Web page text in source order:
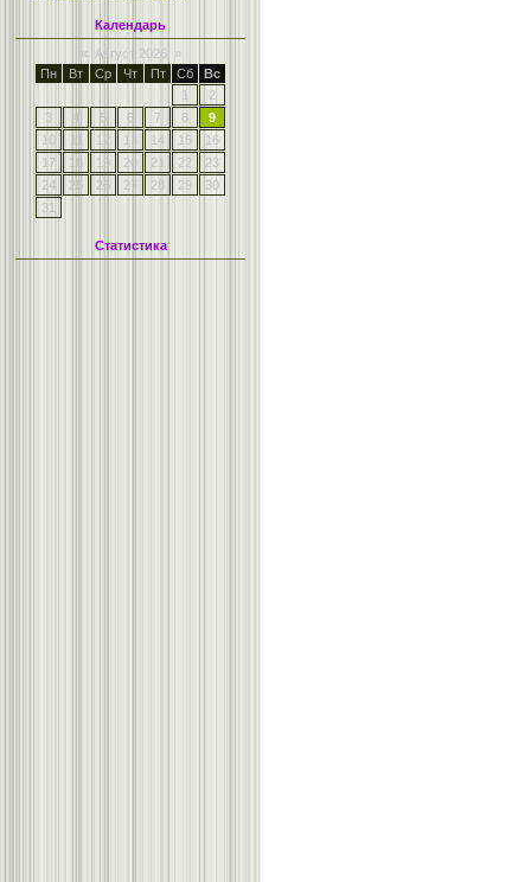
Календарь
«
Август 2026
»
Пн
Вт Ср Чт Пт Сб
Вс
1
2
3
4 5 6 7 8
9
10
11 12 13 14 15
16
17
18 19 20 21 22
23
24
25 26 27 28 29
30
31
Статистика